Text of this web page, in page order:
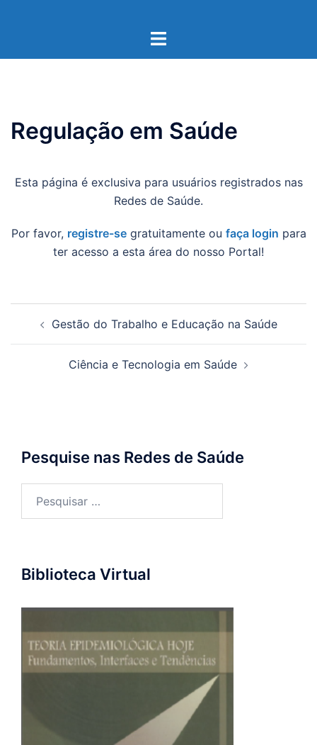
Toggle
Regulação em Saúde
Esta página é exclusiva para usuários registrados nas
Redes de Saúde.
Por favor, registre-segratuitamente ou faça login para
ter acesso a esta área do nosso Portal!
Gestão do Trabalho e Educação na Saúde
Ciência e Tecnologia em Saúde
Pesquise nas Redes de Saúde
Biblioteca Virtual